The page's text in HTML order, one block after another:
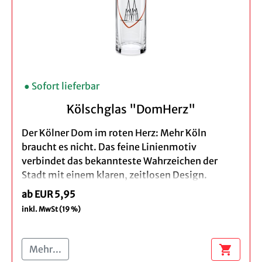
von unserem Vorteilspreis.
● Sofort lieferbar
Kölschglas "DomHerz"
Der Kölner Dom im roten Herz: Mehr Köln
braucht es nicht. Das feine Linienmotiv
verbindet das bekannteste Wahrzeichen der
Stadt mit einem klaren, zeitlosen Design.
Eine Kölschstange für den eigenen Tisch und ein
schönes Geschenk für Menschen, die Köln
Produktdetails:
ab EUR 5,95
inkl. MwSt (19 %)
Mehr... shopping_cart